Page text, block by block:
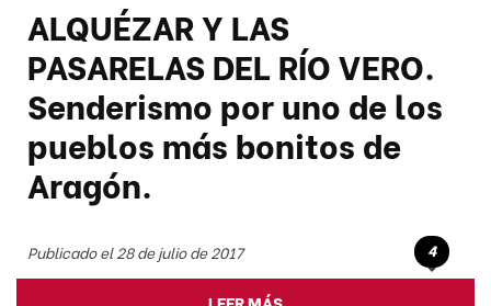
ALQUÉZAR Y LAS
PASARELAS DEL RÍO VERO.
Senderismo por uno de los
pueblos más bonitos de
Aragón.
Publicado el 28 de julio de 2017 4